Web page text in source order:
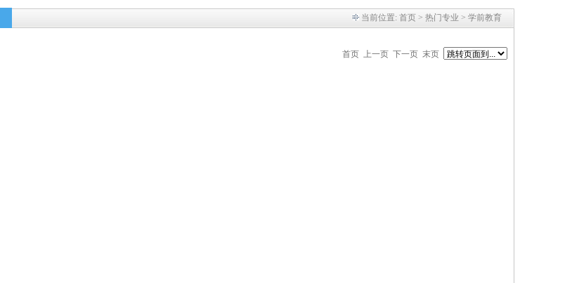
当前位置: 首页 > 热门专业 > 学前教育
首页 上一页 下一页 末页